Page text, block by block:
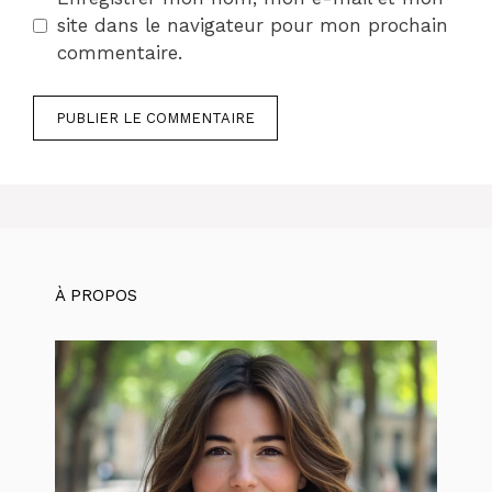
site dans le navigateur pour mon prochain
commentaire.
À PROPOS